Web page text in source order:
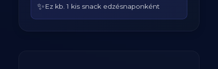
✨Ez kb. 1 kis snack edzésnaponként